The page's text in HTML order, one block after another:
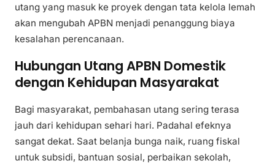
utang yang masuk ke proyek dengan tata kelola lemah
akan mengubah APBN menjadi penanggung biaya
kesalahan perencanaan.
Hubungan Utang APBN Domestik
dengan Kehidupan Masyarakat
Bagi masyarakat, pembahasan utang sering terasa
jauh dari kehidupan sehari hari. Padahal efeknya
sangat dekat. Saat belanja bunga naik, ruang fiskal
untuk subsidi, bantuan sosial, perbaikan sekolah,